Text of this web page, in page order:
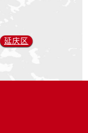
延庆区